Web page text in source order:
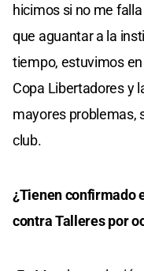
hicimos si no me
que aguantar a la
tiempo, estuvimos
Copa Libertadores y
mayores problemas,
club.
¿Tienen confirmado
contra Talleres por